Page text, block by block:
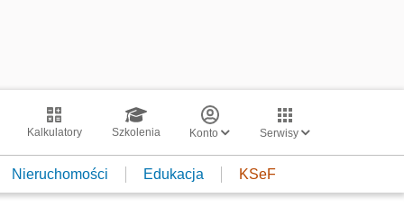
Kalkulatory Szkolenia Konto Serwisy
Nieruchomości Edukacja KSeF